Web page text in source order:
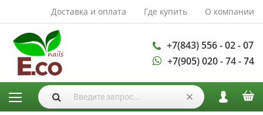
Доставка и оплата Где купить О компании
+7(843) 556 - 02 - 07
+7(905) 020 - 74 - 74
АКСЕССУАРЫ И
РАСХОДНЫЕ
МАТЕРИАЛЫ
Аксессуары
Запасные
лампы
Кисти